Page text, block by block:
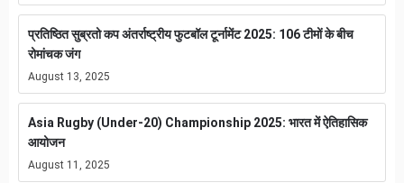
प्रतिष्ठित सुब्रतो कप अंतर्राष्ट्रीय फुटबॉल टूर्नामेंट 2025: 106 टीमों के बीच
रोमांचक जंग
August 13, 2025
Asia Rugby (Under-20) Championship 2025: भारत में ऐतिहासिक
आयोजन
August 11, 2025